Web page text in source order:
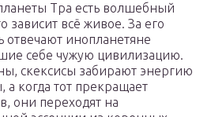
Тра есть волшебный
зависит всё живое. За его
отвечают инопланетяне
себе чужую цивилизацию.
скексисы забирают энергию
а когда тот прекращает
они переходят на